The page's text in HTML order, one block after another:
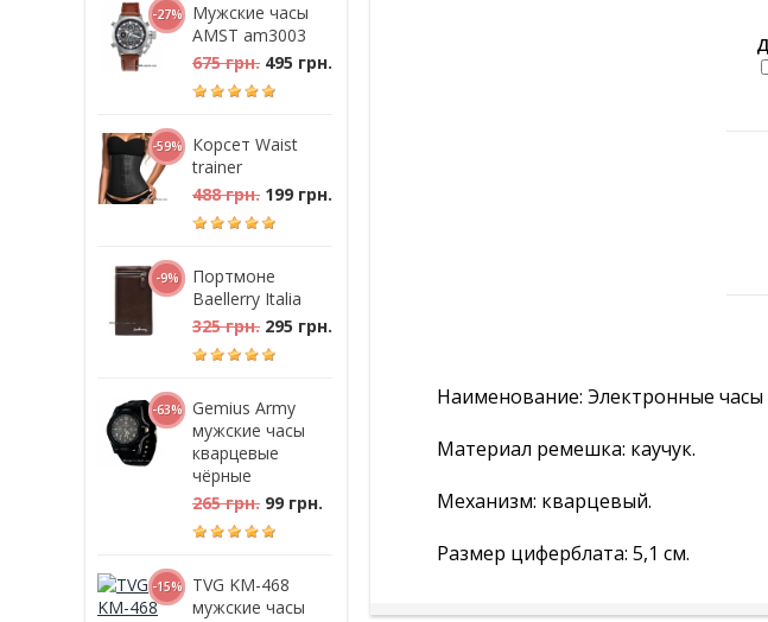
-27%
Мужские часы
AMST am3003
675 грн. 495 грн.
-59%
Корсет Waist
trainer
488 грн. 199 грн.
-9%
Портмоне
Baellerry Italia
325 грн. 295 грн.
-63% Gemius Army
мужские часы
кварцевые
чёрные
265 грн. 99 грн.
-15%
TVG KM-468
мужские часы
Наименование: Электронные часы
Материал ремешка: каучук.
Механизм: кварцевый.
Размер циферблата: 5,1 см.